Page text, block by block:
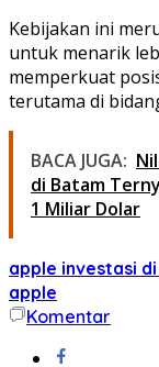
Kebijakan ini
untuk menarik
memperkuat
terutama di
BACA JUGA:
di Batam
1 Miliar Dolar
apple investasi
apple
Komentar